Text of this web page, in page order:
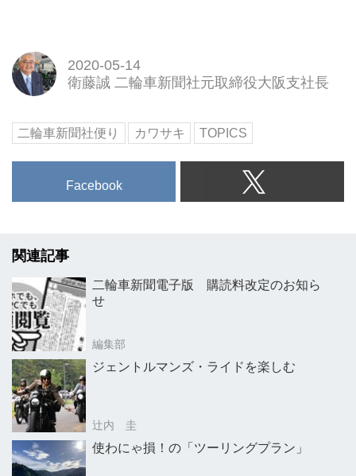
2020-05-14
衛藤誠 二輪車新聞社元取締役大阪支社長
二輪車新聞社便り カワサキ TOPICS
Facebook
関連記事
二輪車新聞電子版 購読料改定のお知ら
せ
編集部
ジェントルマンズ・ライドを楽しむ
辻内 圭
使わにゃ損！の「ツーリングプラン」